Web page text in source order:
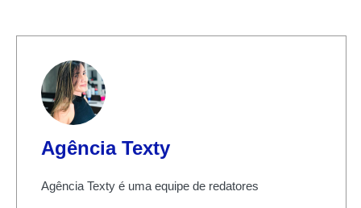
Agência Texty
Agência Texty é uma equipe de redatores